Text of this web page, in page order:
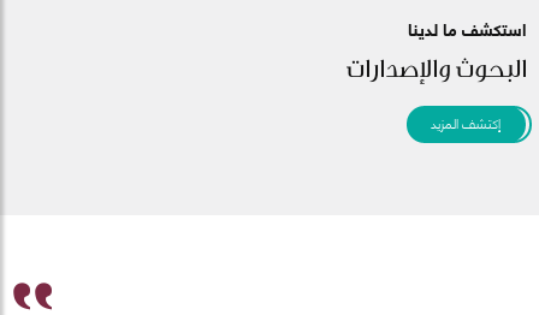
استكشف ما لدينا
البحوث والإصدارات
إكتشف المزيد